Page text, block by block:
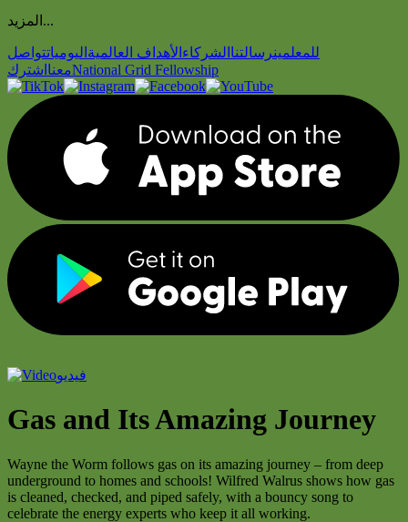
المزيد...
للمعلمينرسالتنا الشركاء الأهداف العالمية اليومياتتواصل
معنا اشترك National Grid Fellowship
فيديو
Gas and Its Amazing Journey
Wayne the Worm follows gas on its amazing journey – from deep
underground to homes and schools! Wilfred Walrus shows how gas
is cleaned, checked, and piped safely, with a bouncy song to
celebrate the energy experts who keep it all working.